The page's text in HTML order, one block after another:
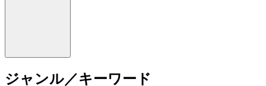
ジャンル／キーワード